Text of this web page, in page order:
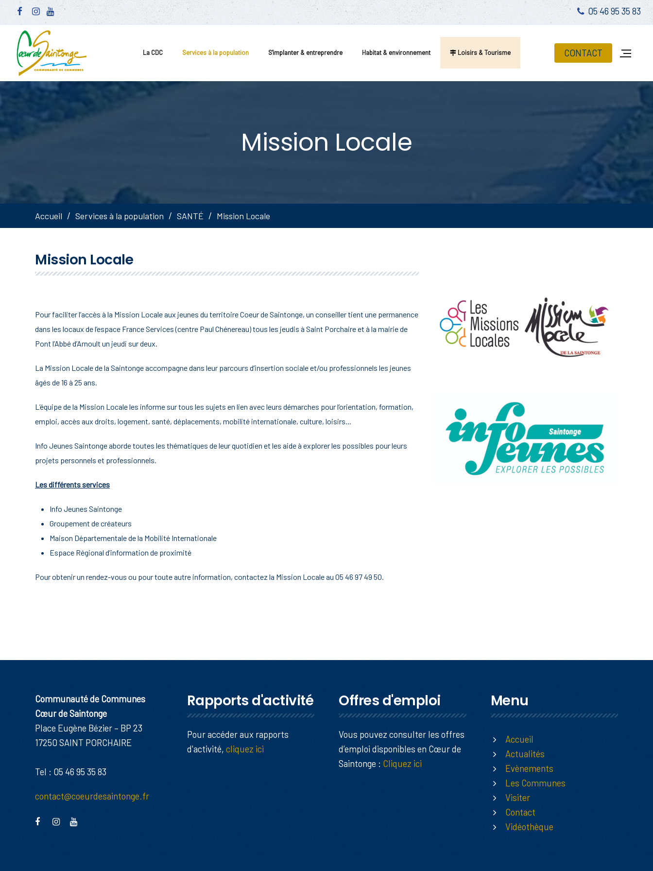
05 46 95 35 83
La CDC Services à la population S'implanter & entreprendre Habitat & environnement Loisirs & Tourisme CONTACT
Mission Locale
Accueil Services à la population SANTÉ Mission Locale
Mission Locale
Pour faciliter l’accès à la Mission Locale aux jeunes du territoire Coeur de Saintonge, un conseiller tient une permanence
dans les locaux de l’espace France Services (centre Paul Chénereau) tous les jeudis à Saint Porchaire et à la mairie de
Pont l’Abbé d’Arnoult un jeudi sur deux.
La Mission Locale de la Saintonge accompagne dans leur parcours d’insertion sociale et/ou professionnels les jeunes
âgés de 16 à 25 ans.
L’équipe de la Mission Locale les informe sur tous les sujets en lien avec leurs démarches pour l’orientation, formation,
emploi, accès aux droits, logement, santé, déplacements, mobilité internationale, culture, loisirs...
Info Jeunes Saintonge aborde toutes les thématiques de leur quotidien et les aide à explorer les possibles pour leurs
projets personnels et professionnels.
Les différents services
Info Jeunes Saintonge
Groupement de créateurs
Maison Départementale de la Mobilité Internationale
Espace Régional d’information de proximité
Pour obtenir un rendez-vous ou pour toute autre information, contactez la Mission Locale au 05 46 97 49 50.
Communauté de Communes
Cœur de Saintonge
Place Eugène Bézier – BP 23
17250 SAINT PORCHAIRE
Tel : 05 46 95 35 83
contact@coeurdesaintonge.fr
Rapports d'activité
Pour accéder aux rapports
d'activité, cliquez ici
Offres d'emploi
Vous pouvez consulter les offres
d’emploi disponibles en Cœur de
Saintonge : Cliquez ici
Menu
Accueil
Actualités
Evènements
Les Communes
Visiter
Contact
Vidéothèque